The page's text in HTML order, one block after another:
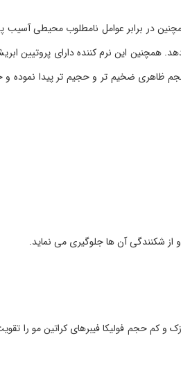
در برابر عوامل نامطلوب محیطی آسیب
ضخیم تر و حجیم تر پیدا نموده و
شکنندگی آن ها جلوگیری می نماید.
کم حجم فولیکا فیبرهای کراتین مو را